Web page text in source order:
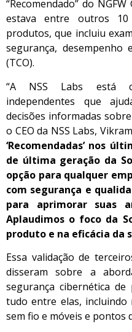
“Recomendado” do
estava entre outros
produtos, que incluiu
segurança,
(TCO).
“A NSS Labs está
independentes que
decisões informadas
o CEO da NSS Labs,
‘Recomendadas’ nos
de última geração da
opção para qualquer
com segurança e
para aprimorar suas
Aplaudimos o foco da
produto e na eficácia da
Essa validação de
disseram sobre a
segurança cibernética
tudo entre elas, incluindo
sem fio e móveis e pontos